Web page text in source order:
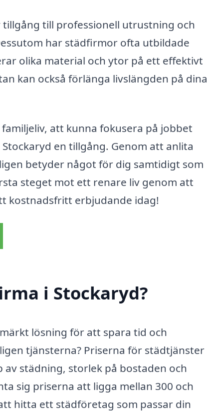
till professionell utrustning och
har städfirmor ofta utbildade
olika material och ytor på ett effektivt
kan också förlänga livslängden på dina
att kunna fokusera på jobbet
en tillgång. Genom att anlita
betyder något för dig samtidigt som
steget mot ett renare liv genom att
kostnadsfritt erbjudande idag!
i Stockaryd?
lösning för att spara tid och
tjänsterna? Priserna för städtjänster
städning, storlek på bostaden och
sig priserna att ligga mellan 300 och
hitta ett städföretag som passar din